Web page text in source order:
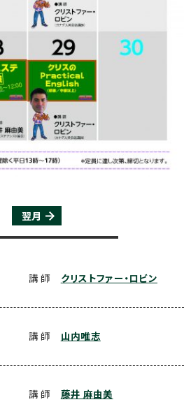
翌月
講 師 クリストファー・ロビン
講 師 山内唯志
講 師 藤井 麻由美